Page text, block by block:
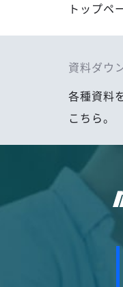
トップペ
資料ダウ
各種資料
こちら。